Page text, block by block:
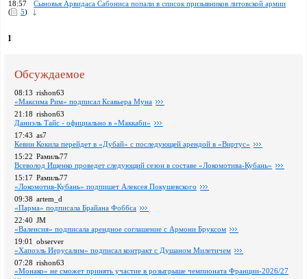
18:57
Сыновья Арвидаса Сабониса попали в список призывников литовской армии
(
5)
1
Обсуждаемое
08:13 rishon63
«Максима Рим» подписал Ксавьера Муна
21:18 rishon63
Даниэль Тайс - официально в «Маккаби»
17:43 as7
Кевин Кокила перейдет в «Дубай» с последующей арендой в «Виртус»
15:22 Рамиль77
Всеволод Ищенко проведет следующий сезон в составе «Локомотива-Кубань»
15:17 Рамиль77
«Локомотив-Кубань» подпишет Алексея Покушевского
09:38 artem_d
«Парма» подписала Брайана Фоббса
22:40 JM
«Валенсия» подписала арендное соглашение с Армони Бруксом
19:01 observer
«Хапоэль Иерусалим» подписал контракт с Душаном Милетичем
07:28 rishon63
«Монако» не сможет принять участие в розыгрыше чемпионата Франции-2026/27